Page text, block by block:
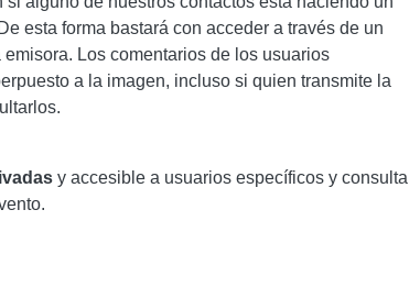
esta forma bastará con acceder a través de un
Los comentarios de los usuarios
a la imagen, incluso si quien transmite la
y accesible a usuarios específicos y consulta